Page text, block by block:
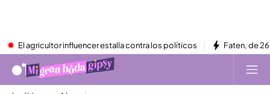
El agricultor influencer estalla contra los políticos Faten, de